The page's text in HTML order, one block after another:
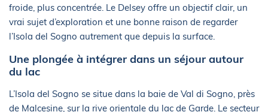
froide, plus concentrée. Le Delsey offre un objectif clair, un
vrai sujet d’exploration et une bonne raison de regarder
l’Isola del Sogno autrement que depuis la surface.
Une plongée à intégrer dans un séjour autour
du lac
L’Isola del Sogno se situe dans la baie de Val di Sogno, près
de Malcesine, sur la rive orientale du lac de Garde. Le secteur